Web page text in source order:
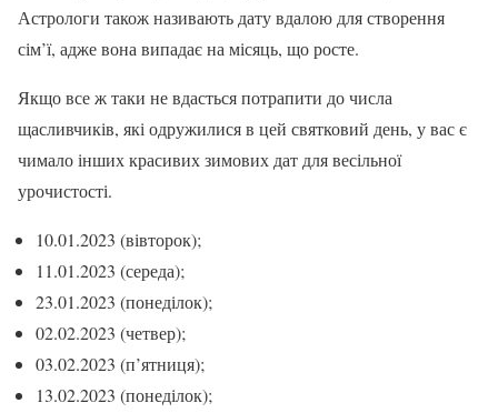
Астрологи також називають дату вдалою для створення
сім’ї, адже вона випадає на місяць, що росте.
Якщо все ж таки не вдасться потрапити до числа
щасливчиків, які одружилися в цей святковий день, у вас є
чимало інших красивих зимових дат для весільної
урочистості.
10.01.2023 (вівторок);
11.01.2023 (середа);
23.01.2023 (понеділок);
02.02.2023 (четвер);
03.02.2023 (п’ятниця);
13.02.2023 (понеділок);